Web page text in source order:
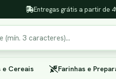
Entregas grátis a partir de
e Cereais Farinhas e